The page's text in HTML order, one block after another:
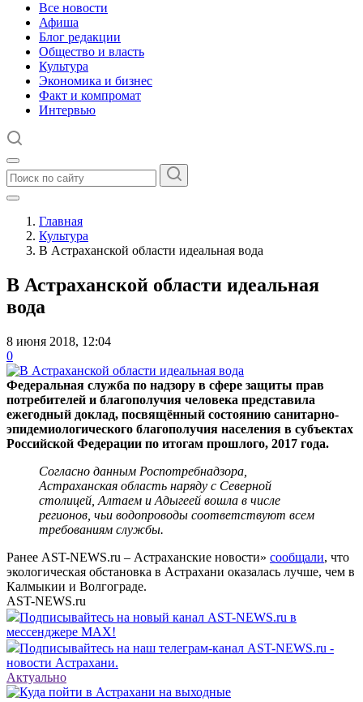
Все новости
Афиша
Блог редакции
Общество и власть
Культура
Экономика и бизнес
Факт и компромат
Интервью
Главная
Культура
В Астраханской области идеальная вода
В Астраханской области идеальная
вода
8 июня 2018, 12:04
0
Федеральная служба по надзору в сфере защиты прав
потребителей и благополучия человека представила
ежегодный доклад, посвящённый состоянию санитарно-
эпидемиологического благополучия населения в субъектах
Российской Федерации по итогам прошлого, 2017 года.
Согласно данным Роспотребнадзора,
Астраханская область наряду с Северной
столицей, Алтаем и Адыгеей вошла в числе
регионов, чьи водопроводы соответствуют всем
требованиям службы.
Ранее AST-NEWS.ru – Астраханские новости» сообщали, что
экологическая обстановка в Астрахани оказалась лучше, чем в
Калмыкии и Волгограде.
AST-NEWS.ru
Подписывайтесь на новый канал AST-NEWS.ru в
мессенджере MAX!
Подписывайтесь на наш телеграм-канал AST-NEWS.ru -
новости Астрахани.
Актуально